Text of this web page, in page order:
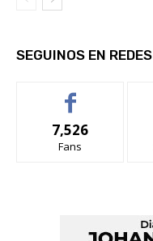
SEGUINOS EN REDES
7,526
Fans